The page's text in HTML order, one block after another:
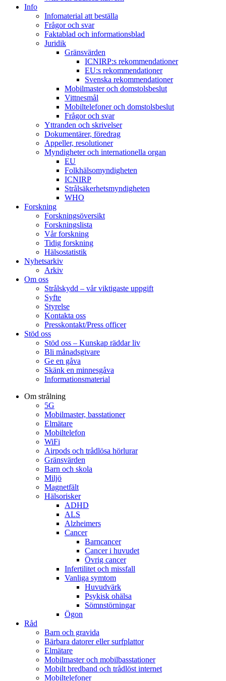
Info
Infomaterial att beställa
Frågor och svar
Faktablad och informationsblad
Juridik
Gränsvärden
ICNIRP:s rekommendationer
EU:s rekommendationer
Svenska rekommendationer
Mobilmaster och domstolsbeslut
Vittnesmål
Mobiltelefoner och domstolsbeslut
Frågor och svar
Yttranden och skrivelser
Dokumentärer, föredrag
Appeller, resolutioner
Myndigheter och internationella organ
EU
Folkhälsomyndigheten
ICNIRP
Strålsäkerhetsmyndigheten
WHO
Forskning
Forskningsöversikt
Forskningslista
Vår forskning
Tidig forskning
Hälsostatistik
Nyhetsarkiv
Arkiv
Om oss
Strålskydd – vår viktigaste uppgift
Syfte
Styrelse
Kontakta oss
Presskontakt/Press officer
Stöd oss
Stöd oss – Kunskap räddar liv
Bli månadsgivare
Ge en gåva
Skänk en minnesgåva
Informationsmaterial
Om strålning
5G
Mobilmaster, basstationer
Elmätare
Mobiltelefon
WiFi
Airpods och trådlösa hörlurar
Gränsvärden
Barn och skola
Miljö
Magnetfält
Hälsorisker
ADHD
ALS
Alzheimers
Cancer
Barncancer
Cancer i huvudet
Övrig cancer
Infertilitet och missfall
Vanliga symtom
Huvudvärk
Psykisk ohälsa
Sömnstörningar
Ögon
Råd
Barn och gravida
Bärbara datorer eller surfplattor
Elmätare
Mobilmaster och mobilbasstationer
Mobilt bredband och trådlöst internet
Mobiltelefoner